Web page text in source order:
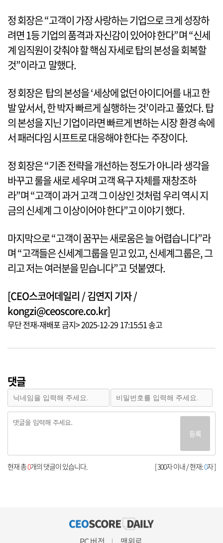
정 회장은 “고객이 가장 사랑하는 기업으로 크게 성장하
려면 1등 기업의 품격과 자신감이 있어야 한다”며 “신세
계 임직원이 갖춰야 할 핵심 자세로 탑의 본성을 회복할
것”이라고 말했다.
정 회장은 탑의 본성을 ‘세상에 없던 아이디어를 내고 한
발 앞서서, 한 박자 빠르게 실행하는 것’이라고 풀었다. 탑
의 본성을 지닌 기업이라면 빠르게 변하는 시장 환경 속에
서 패러다임 시프트로 대응해야 한다는 주장이다.
정 회장은 “기존 전략을 개선하는 정도가 아니라 생각을
바꾸고 룰을 새로 세우며 고객 욕구 자체를 재창조하
라”며 “고객이 과거 고객 그 이상인 것처럼 우리 역시 지
금의 신세계 그 이상이어야 한다”고 이야기 했다.
마지막으로 “고객이 꿈꾸는 새로움은 늘 어렵습니다”라
며 “고객들은 신세계그룹을 믿고 있고, 신세계그룹은, 그
리고 저는 여러분을 믿습니다”고 덧붙였다.
[CEO스코어데일리 / 김연지 기자 /
kongzi@ceoscore.co.kr]
무단 전재-재배포 금지> 2025-12-29 17:15:51 송고
댓글
등록
[ 300자 이내 / 현재:0자 ]
현재 총0개의 댓글이 있습니다.